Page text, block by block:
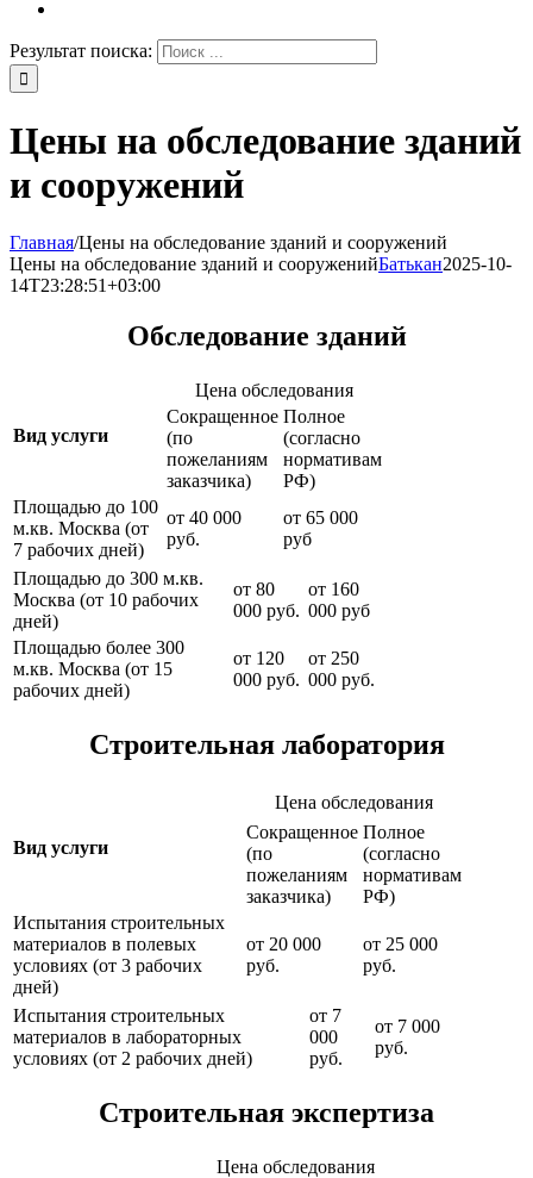
Результат поиска:
Цены на обследование зданий
и сооружений
Главная/Цены на обследование зданий и сооружений
Цены на обследование зданий и сооруженийБатькан2025-10-
14T23:28:51+03:00
Обследование зданий
Вид услуги
Цена обследования
Сокращенное
(по
пожеланиям
заказчика)
Полное
(согласно
нормативам
РФ)
Площадью до 100
м.кв. Москва (от
7 рабочих дней)
от 40 000
руб.
от 65 000
руб
Площадью до 300 м.кв.
Москва (от 10 рабочих
дней)
от 80
000 руб.
от 160
000 руб
Площадью более 300
м.кв. Москва (от 15
рабочих дней)
от 120
000 руб.
от 250
000 руб.
Строительная лаборатория
Вид услуги
Цена обследования
Сокращенное
(по
пожеланиям
заказчика)
Полное
(согласно
нормативам
РФ)
Испытания строительных
материалов в полевых
условиях (от 3 рабочих
дней)
от 20 000
руб.
от 25 000
руб.
Испытания строительных
материалов в лабораторных
условиях (от 2 рабочих дней)
от 7
000
руб.
от 7 000
руб.
Строительная экспертиза
Цена обследования